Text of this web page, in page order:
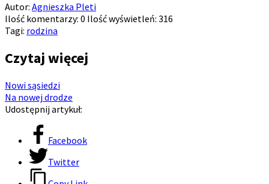
Autor: Agnieszka Pleti
Ilość komentarzy: 0 Ilość wyświetleń: 316
Tagi: rodzina
Czytaj więcej
Nowi sąsiedzi
Na nowej drodze
Udostępnij artykuł:
Facebook
Twitter